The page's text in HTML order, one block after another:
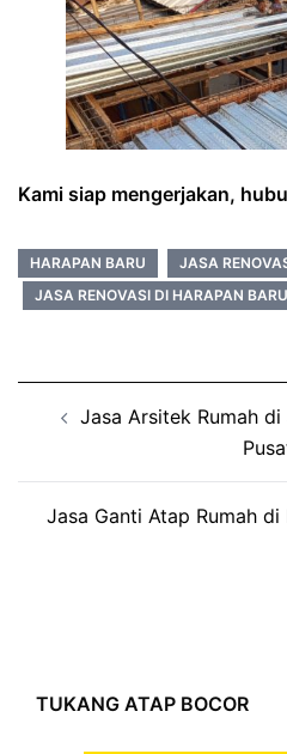
Kami siap mengerjakan,
HARAPAN BARU
JASA
JASA RENOVASI DI HARAPAN BARU
navigation
Jasa Arsitek Rumah
Jasa Ganti Atap Rumah
TUKANG ATAP BOCOR